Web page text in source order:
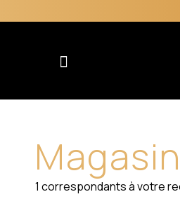
1 correspondants à votre